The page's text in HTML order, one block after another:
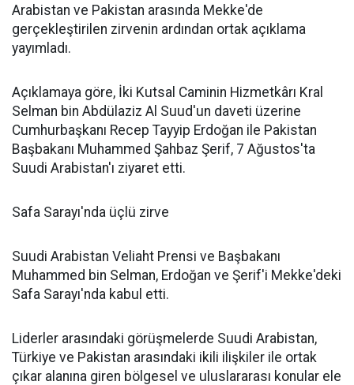
Arabistan ve Pakistan arasında Mekke'de
gerçekleştirilen zirvenin ardından ortak açıklama
yayımladı.
Açıklamaya göre, İki Kutsal Caminin Hizmetkârı Kral
Selman bin Abdülaziz Al Suud'un daveti üzerine
Cumhurbaşkanı Recep Tayyip Erdoğan ile Pakistan
Başbakanı Muhammed Şahbaz Şerif, 7 Ağustos'ta
Suudi Arabistan'ı ziyaret etti.
Safa Sarayı'nda üçlü zirve
Suudi Arabistan Veliaht Prensi ve Başbakanı
Muhammed bin Selman, Erdoğan ve Şerif'i Mekke'deki
Safa Sarayı'nda kabul etti.
Liderler arasındaki görüşmelerde Suudi Arabistan,
Türkiye ve Pakistan arasındaki ikili ilişkiler ile ortak
çıkar alanına giren bölgesel ve uluslararası konular ele